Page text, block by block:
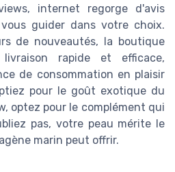
internet regorge d'avis
guider dans votre choix.
de nouveautés, la boutique
rapide et efficace,
de consommation en plaisir
pour le goût exotique du
optez pour le complément qui
pas, votre peau mérite le
marin peut offrir.